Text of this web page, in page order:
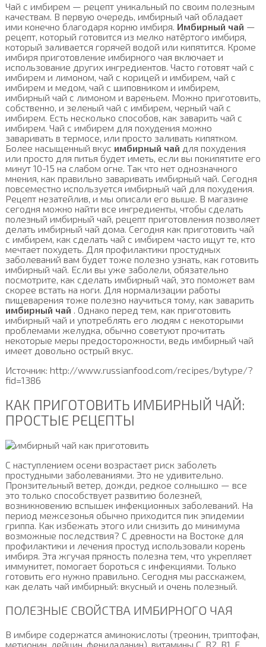
Чай с имбирем — рецепт уникальный по своим полезным
качествам. В первую очередь, имбирный чай обладает
ими конечно благодаря корню имбиря. Имбирный чай —
рецепт, который готовится из мелко натёртого имбиря,
который заливается горячей водой или кипятится. Кроме
имбиря приготовление имбирного чая включает и
использование других ингредиентов. Часто готовят чай с
имбирем и лимоном, чай с корицей и имбирем, чай с
имбирем и медом, чай с шиповником и имбирем,
имбирный чай с лимоном и вареньем. Можно приготовить,
собственно, и зеленый чай с имбирем, черный чай с
имбирем. Есть несколько способов, как заварить чай с
имбирем. Чай с имбирем для похудения можно
заваривать в термосе, или просто заливать кипятком.
Более насыщенный вкус имбирный чай для похудения
или просто для питья будет иметь, если вы покипятите его
минут 10-15 на слабом огне. Так что нет однозначного
мнения, как правильно заваривать имбирный чай. Сегодня
повсеместно используется имбирный чай для похудения.
Рецепт незатейлив, и мы описали его выше. В магазине
сегодня можно найти все ингредиенты, чтобы сделать
полезный имбирный чай, рецепт приготовления позволяет
делать имбирный чай дома. Сегодня как приготовить чай
с имбирем, как сделать чай с имбирем часто ищут те, кто
мечтает похудеть. Для профилактики простудных
заболеваний вам будет тоже полезно узнать, как готовить
имбирный чай. Если вы уже заболели, обязательно
посмотрите, как сделать имбирный чай, это поможет вам
скорее встать на ноги. Для нормализации работы
пищеварения тоже полезно научиться тому, как заварить
имбирный чай . Однако перед тем, как приготовить
имбирный чай и употреблять его людям с некоторыми
проблемами желудка, обычно советуют прочитать
некоторые меры предосторожности, ведь имбирный чай
имеет довольно острый вкус.
Источник: http://www.russianfood.com/recipes/bytype/?
fid=1386
КАК ПРИГОТОВИТЬ ИМБИРНЫЙ ЧАЙ:
ПРОСТЫЕ РЕЦЕПТЫ
С наступлением осени возрастает риск заболеть
простудными заболеваниями. Это не удивительно.
Пронзительный ветер, дожди, редкое солнышко — все
это только способствует развитию болезней,
возникновению вспышек инфекционных заболеваний. На
период межсезонья обычно приходится пик эпидемии
гриппа. Как избежать этого или снизить до минимума
возможные последствия? С древности на Востоке для
профилактики и лечения простуд использовали корень
имбиря. Эта жгучая пряность полезна тем, что укрепляет
иммунитет, помогает бороться с инфекциями. Только
готовить его нужно правильно. Сегодня мы расскажем,
как делать чай имбирный: вкусный и очень полезный.
ПОЛЕЗНЫЕ СВОЙСТВА ИМБИРНОГО ЧАЯ
В имбире содержатся аминокислоты (треонин, триптофан,
метионин, лейцин, фенилаланин), витамины C, B2, B1, E,